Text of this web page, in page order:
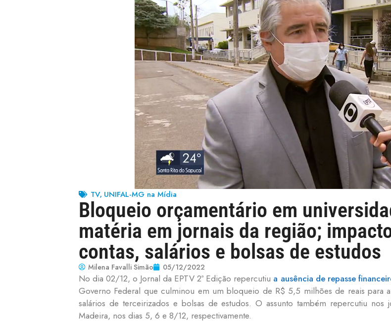
TV, UNIFAL-MG na Mídia
Bloqueio orçamentário em
matéria em jornais da região;
contas, salários e bolsas de estudos
Milena Favalli Simão 05/12/2022
No dia 02/12, o Jornal da EPTV 2ª Edição repercutiu a ausência de repasse
Governo Federal que culminou em um bloqueio de R$ 5,5 milhões de reais para
salários de terceirizados e bolsas de estudos. O assunto também repercutiu
Madeira, nos dias 5, 6 e 8/12, respectivamente.